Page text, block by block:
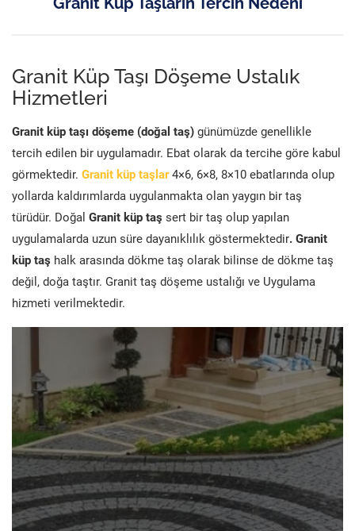
Granit Küp Taşı Döşeme Ustalık
Hizmetleri
Granit küp taşı döşeme (doğal taş) günümüzde genellikle
tercih edilen bir uygulamadır. Ebat olarak da tercihe göre kabul
görmektedir. Granit küp taşlar 4×6, 6×8, 8×10 ebatlarında olup
yollarda kaldırımlarda uygulanmakta olan yaygın bir taş
türüdür. Doğal Granit küp taş sert bir taş olup yapılan
uygulamalarda uzun süre dayanıklılık göstermektedir. Granit
küp taş halk arasında dökme taş olarak bilinse de dökme taş
değil, doğa taştır. Granit taş döşeme ustalığı ve Uygulama
hizmeti verilmektedir.